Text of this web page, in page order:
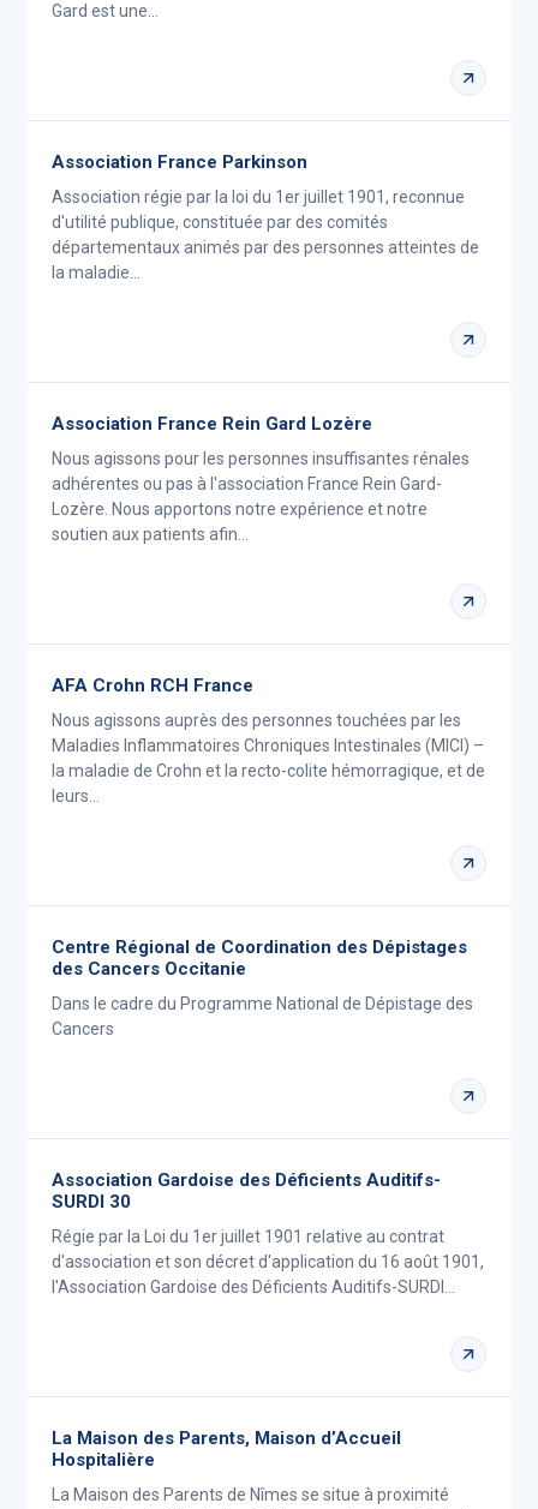
Gard est une…
Association France Parkinson
Association régie par la loi du 1er juillet 1901, reconnue
d'utilité publique, constituée par des comités
départementaux animés par des personnes atteintes de
la maladie…
Association France Rein Gard Lozère
Nous agissons pour les personnes insuffisantes rénales
adhérentes ou pas à l'association France Rein Gard-
Lozère. Nous apportons notre expérience et notre
soutien aux patients afin…
AFA Crohn RCH France
Nous agissons auprès des personnes touchées par les
Maladies Inflammatoires Chroniques Intestinales (MICI) –
la maladie de Crohn et la recto-colite hémorragique, et de
leurs…
Centre Régional de Coordination des Dépistages
des Cancers Occitanie
Dans le cadre du Programme National de Dépistage des
Cancers
Association Gardoise des Déficients Auditifs-
SURDI 30
Régie par la Loi du 1er juillet 1901 relative au contrat
d'association et son décret d'application du 16 août 1901,
l'Association Gardoise des Déficients Auditifs-SURDI…
La Maison des Parents, Maison d’Accueil
Hospitalière
La Maison des Parents de Nîmes se situe à proximité